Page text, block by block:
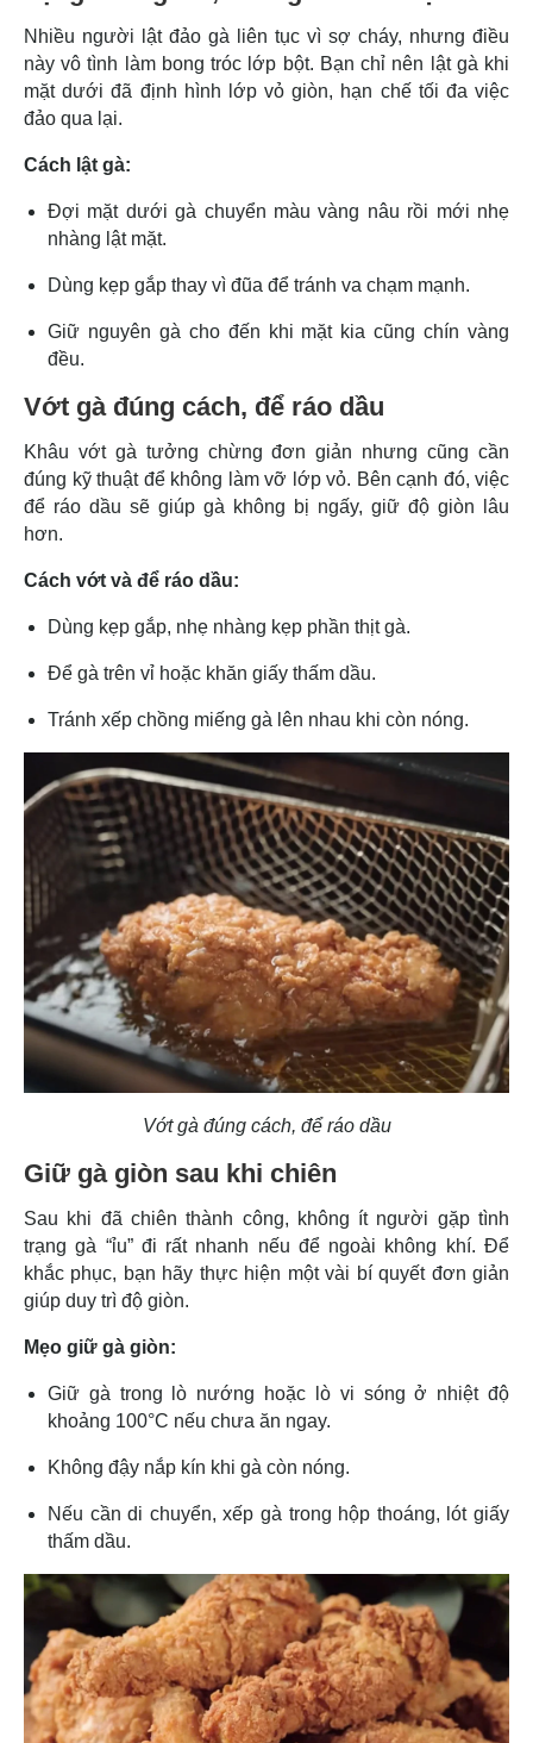
Nhiều người lật đảo gà liên tục vì sợ cháy, nhưng điều
này vô tình làm bong tróc lớp bột. Bạn chỉ nên lật gà khi
mặt dưới đã định hình lớp vỏ giòn, hạn chế tối đa việc
đảo qua lại.
Cách lật gà:
Đợi mặt dưới gà chuyển màu vàng nâu rồi mới nhẹ
nhàng lật mặt.
Dùng kẹp gắp thay vì đũa để tránh va chạm mạnh.
Giữ nguyên gà cho đến khi mặt kia cũng chín vàng
đều.
Vớt gà đúng cách, để ráo dầu
Khâu vớt gà tưởng chừng đơn giản nhưng cũng cần
đúng kỹ thuật để không làm vỡ lớp vỏ. Bên cạnh đó, việc
để ráo dầu sẽ giúp gà không bị ngấy, giữ độ giòn lâu
hơn.
Cách vớt và để ráo dầu:
Dùng kẹp gắp, nhẹ nhàng kẹp phần thịt gà.
Để gà trên vỉ hoặc khăn giấy thấm dầu.
Tránh xếp chồng miếng gà lên nhau khi còn nóng.
Vớt gà đúng cách, để ráo dầu
Giữ gà giòn sau khi chiên
Sau khi đã chiên thành công, không ít người gặp tình
trạng gà “ỉu” đi rất nhanh nếu để ngoài không khí. Để
khắc phục, bạn hãy thực hiện một vài bí quyết đơn giản
giúp duy trì độ giòn.
Mẹo giữ gà giòn:
Giữ gà trong lò nướng hoặc lò vi sóng ở nhiệt độ
khoảng 100°C nếu chưa ăn ngay.
Không đậy nắp kín khi gà còn nóng.
Nếu cần di chuyển, xếp gà trong hộp thoáng, lót giấy
thấm dầu.